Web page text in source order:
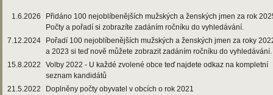
1.6.2026
Přidáno 100 nejoblíbenějších mužských a ženských jmen za rok
Počty a pořadí si zobrazíte zadáním ročníku do vyhledávání.
7.12.2024
Pořadí 100 nejoblíbenějších mužských a ženských jmen za roky
a 2023 si teď nově můžete zobrazit zadáním ročníku do vyhledávání.
15.8.2022
Volby 2022 - U každé zvolené obce teď najdete odkaz na kompletní
seznam kandidátů
21.5.2022
Doplněny počty obyvatel v obcích o rok 2021